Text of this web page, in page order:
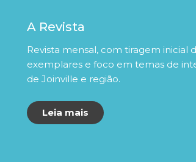
A Revista
Revista mensal, com tiragem inicial
exemplares e foco em temas de
de Joinville e região.
Leia mais